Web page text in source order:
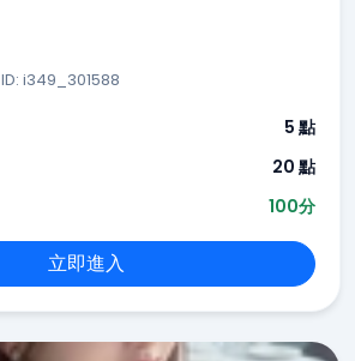
ID: i349_301588
5 點
20 點
100分
立即進入